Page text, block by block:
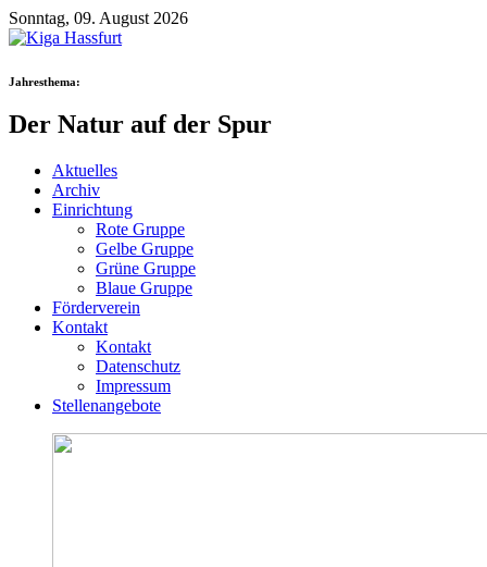
Sonntag, 09. August 2026
Jahresthema:
Der Natur auf der Spur
Aktuelles
Archiv
Einrichtung
Rote Gruppe
Gelbe Gruppe
Grüne Gruppe
Blaue Gruppe
Förderverein
Kontakt
Kontakt
Datenschutz
Impressum
Stellenangebote